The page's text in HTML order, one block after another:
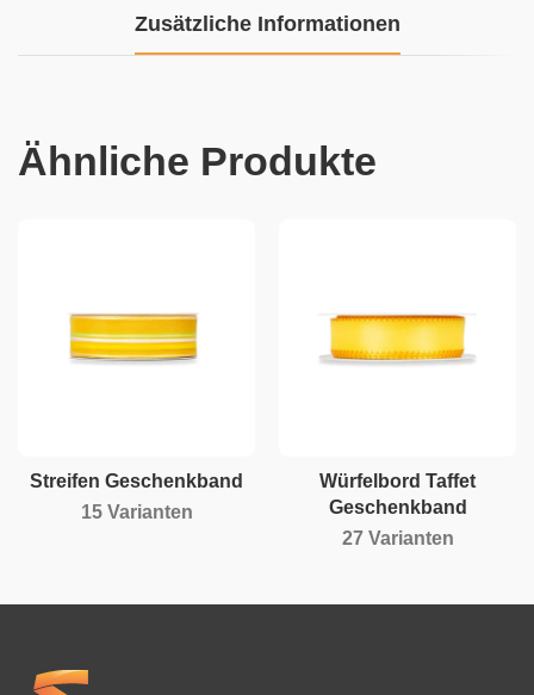
Zusätzliche Informationen
Ähnliche Produkte
Streifen Geschenkband
15 Varianten
Würfelbord Taffet
Geschenkband
27 Varianten